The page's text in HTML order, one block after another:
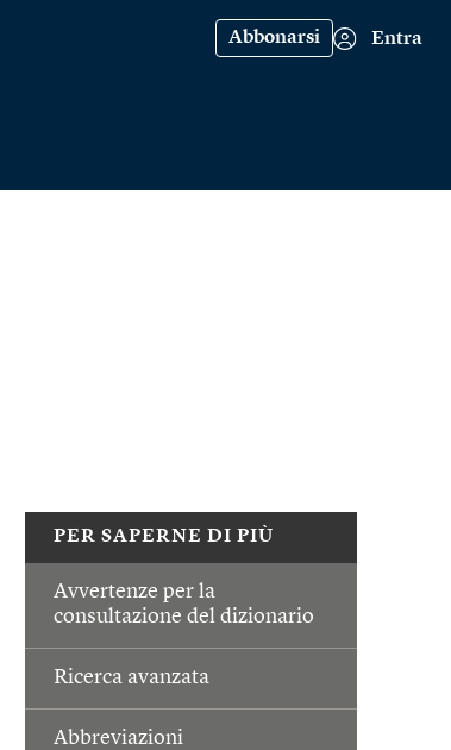
Abbonarsi Entra
PER SAPERNE DI PIÙ
Avvertenze per la
consultazione del dizionario
Ricerca avanzata
Abbreviazioni